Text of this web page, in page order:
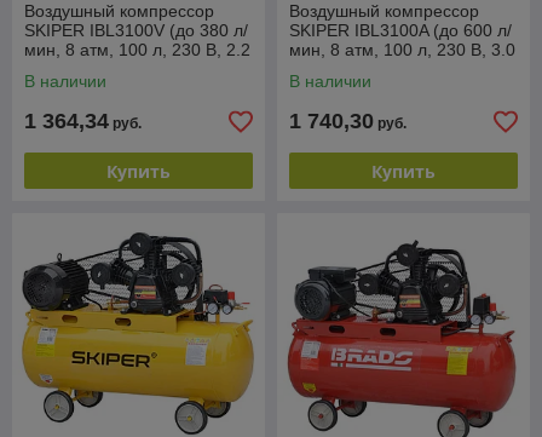
Воздушный компрессор
SKIPER IBL3100V (до 380 л/
мин, 8 атм, 100 л, 230 В, 2.2
В наличии
1 364,34 руб.
Купить
Воздушный компрессор
SKIPER IBL3100A (до 600 л/
мин, 8 атм, 100 л, 230 В, 3.0
В наличии
1 740,30 руб.
Купить